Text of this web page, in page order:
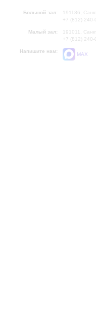
Большой зал:
191186,
+7 (812)
Малый зал:
191011,
+7 (812)
Напишите нам:
MAX